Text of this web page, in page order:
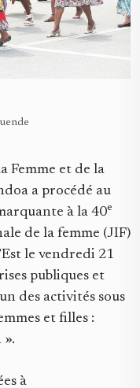
Femme et de la
a procédé au
à la 40e
de la femme (JIF)
le vendredi 21
publiques et
des activités sous
et filles :
à